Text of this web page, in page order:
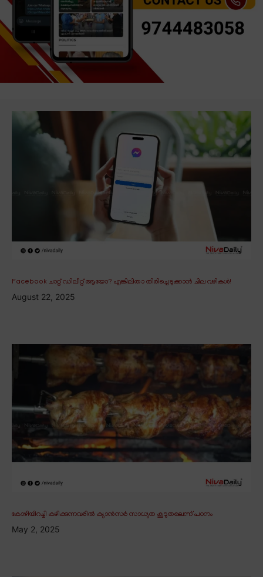
Facebook ചാറ്റ് ഡിലീറ്റ് ആയോ? എങ്കിലിതാ തിരിച്ചെടുക്കാൻ ചില വഴികൾ!
August 22, 2025
കോഴിയിറച്ചി കഴിക്കുന്നവരിൽ ക്യാൻസർ സാധ്യത കൂടുതലെന്ന് പഠനം
May 2, 2025